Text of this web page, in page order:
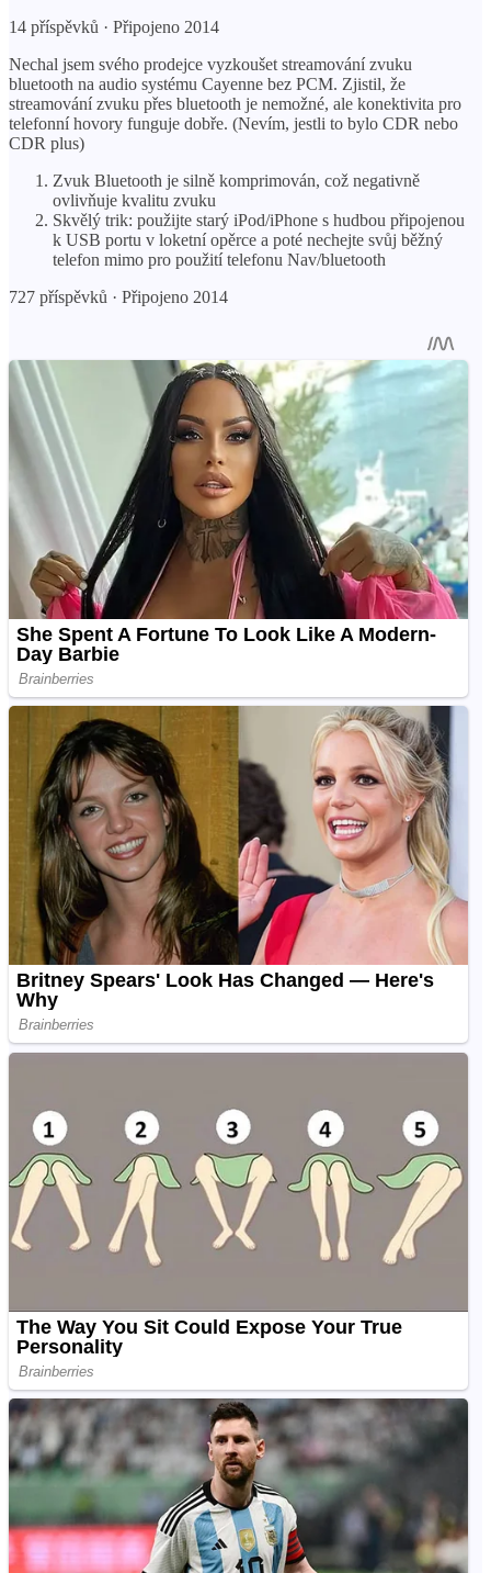
14 příspěvků · Připojeno 2014
Nechal jsem svého prodejce vyzkoušet streamování zvuku
bluetooth na audio systému Cayenne bez PCM. Zjistil, že
streamování zvuku přes bluetooth je nemožné, ale konektivita pro
telefonní hovory funguje dobře. (Nevím, jestli to bylo CDR nebo
CDR plus)
Zvuk Bluetooth je silně komprimován, což negativně
ovlivňuje kvalitu zvuku
Skvělý trik: použijte starý iPod/iPhone s hudbou připojenou
k USB portu v loketní opěrce a poté nechejte svůj běžný
telefon mimo pro použití telefonu Nav/bluetooth
727 příspěvků · Připojeno 2014